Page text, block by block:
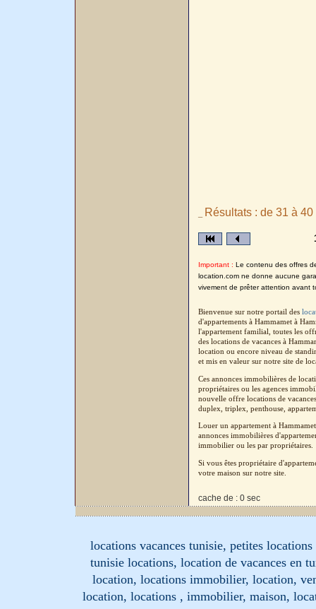
Résultats : de 31 à
Important : Le contenu des offres
location.com ne donne aucune
vivement de prêter attention avant
Bienvenue sur notre portail des
d'appartements à Hammamet à
l'appartement familial, toutes les
des locations de vacances à
location ou encore niveau de
et mis en valeur sur notre site de
Ces annonces immobilières de
propriétaires ou les agences
nouvelle offre locations de
duplex, triplex, penthouse,
Louer un appartement à
annonces immobilières
immobilier ou les par propriétaires.
Si vous êtes propriétaire
votre maison sur notre site.
cache de : 0 sec
locations vacances tunisie, petites
tunisie locations, location de vacances en
location, locations immobilier, location,
location, locations , immobilier, maison,